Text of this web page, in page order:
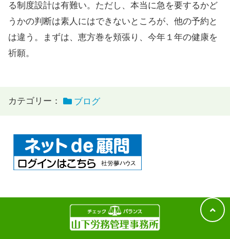
る制度設計は有難い。ただし、本当に急を要するかど
うかの判断は素人にはできないところが、他の予約と
は違う。まずは、恵方巻を頬張り、今年１年の健康を
祈願。
カテゴリー： ブログ